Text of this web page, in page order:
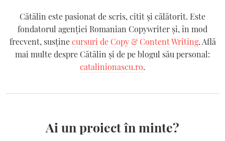
Cătălin este pasionat de scris, citit și călătorit. Este
fondatorul agenției Romanian Copywriter şi, în mod
frecvent, susținecursuri de Copy & Content Writing. Află
mai multe despre Cătălin și de pe blogul său personal:
catalinionascu.ro.
Ai un proiect în minte?